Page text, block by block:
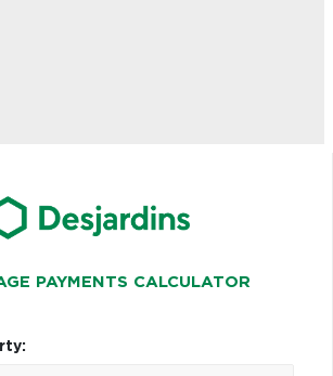
PAYMENTS CALCULATOR